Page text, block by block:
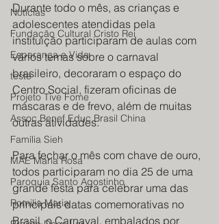
Notícias
Fundação Cultural Cristo Rei
Esperança e Vida
teste
Projeto Tive Fome
Assoc Benef Educ Brasil China
Família Sieh
MAE Maria Rosa
Paroquia Santo Agostinho
Romilia Maria
Durante todo o mês, as crianças e
adolescentes atendidas pela
instituição participaram de aulas com
vários temas sobre o carnaval
brasileiro, decoraram o espaço do
Centro Social, fizeram oficinas de
máscaras e de frevo, além de muitas
outras atividades.
Para fechar o mês com chave de ouro,
todos participaram no dia 25 de uma
grande festa para celebrar uma das
principais datas comemorativas no
Brasil, o Carnaval, embalados por